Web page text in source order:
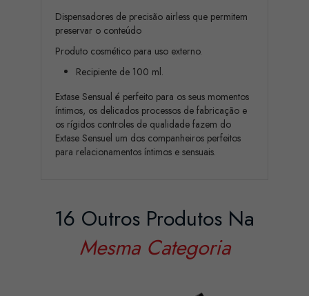
Dispensadores de precisão airless que permitem
preservar o conteúdo
Produto cosmético para uso externo.
Recipiente de 100 ml.
Extase Sensual é perfeito para os seus momentos
íntimos, os delicados processos de fabricação e
os rígidos controles de qualidade fazem do
Extase Sensuel um dos companheiros perfeitos
para relacionamentos íntimos e sensuais.
16 Outros Produtos Na
Mesma Categoria